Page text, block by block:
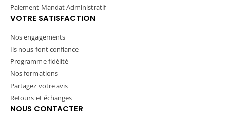
Paiement Mandat Administratif
VOTRE SATISFACTION
Nos engagements
Ils nous font confiance
Programme fidélité
Nos formations
Partagez votre avis
Retours et échanges
NOUS CONTACTER